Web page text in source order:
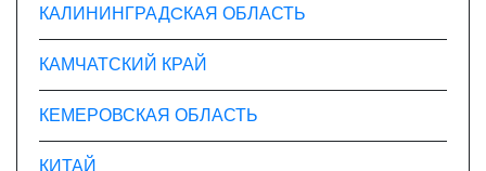
КАЛИНИНГРАДCКАЯ ОБЛАСТЬ
КАМЧАТСКИЙ КРАЙ
КЕМЕРОВСКАЯ ОБЛАСТЬ